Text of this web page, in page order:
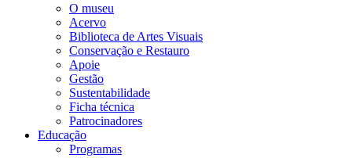
O museu
Acervo
Biblioteca de Artes Visuais
Conservação e Restauro
Apoie
Gestão
Sustentabilidade
Ficha técnica
Patrocinadores
Educação
Programas